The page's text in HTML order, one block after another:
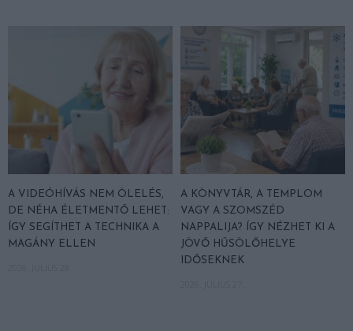
A VIDEÓHÍVÁS NEM ÖLELÉS,
DE NÉHA ÉLETMENTŐ LEHET:
ÍGY SEGÍTHET A TECHNIKA A
MAGÁNY ELLEN
A KÖNYVTÁR, A TEMPLOM
VAGY A SZOMSZÉD
NAPPALIJA? ÍGY NÉZHET KI A
JÖVŐ HŰSÖLŐHELYE
IDŐSEKNEK